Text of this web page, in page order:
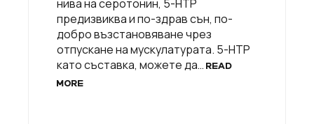
нива на серотонин, 5-HTP
предизвиква и по-здрав сън, по-
добро възстановяване чрез
отпускане на мускулатурата. 5-HTP
като съставка, можете да… READ
MORE